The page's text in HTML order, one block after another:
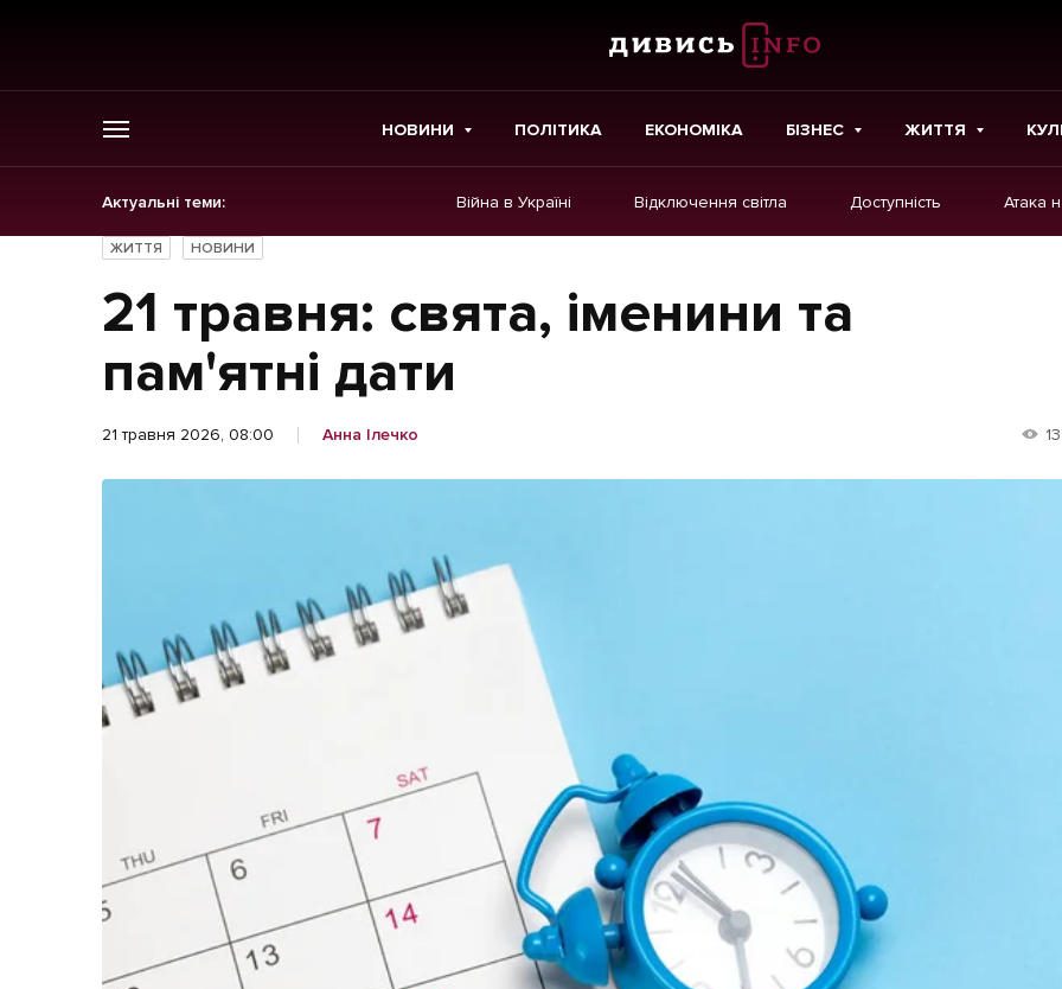
НОВИНИ ПОЛІТИКА ЕКОНОМІКА БІЗНЕС ЖИТТЯ
Актуальні теми: Війна в Україні Відключення світла Доступність Атака
ГОЛОВНЕ
Новини
Політика
Бізнес
Культура
Афіша
Картки
ЖИТТЯ НОВИНИ
21 травня: свята, іменини та
пам'ятні дати
21 травня 2026, 08:00 Анна Ілечко